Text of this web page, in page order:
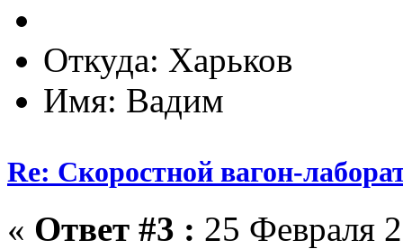
Откуда: Харьков
Имя: Вадим
Re: Скоростной вагон-
« Ответ #3 : 25 Февраля